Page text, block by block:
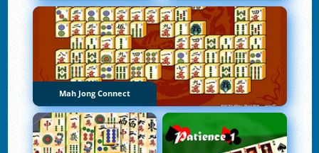
Mah Jong Connect